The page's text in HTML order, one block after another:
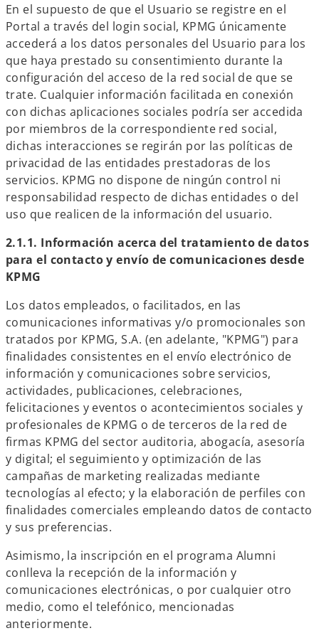
En el supuesto de que el Usuario se registre en el
Portal a través del login social, KPMG únicamente
accederá a los datos personales del Usuario para los
que haya prestado su consentimiento durante la
configuración del acceso de la red social de que se
trate. Cualquier información facilitada en conexión
con dichas aplicaciones sociales podría ser accedida
por miembros de la correspondiente red social,
dichas interacciones se regirán por las políticas de
privacidad de las entidades prestadoras de los
servicios. KPMG no dispone de ningún control ni
responsabilidad respecto de dichas entidades o del
uso que realicen de la información del usuario.
2.1.1. Información acerca del tratamiento de datos
para el contacto y envío de comunicaciones desde
KPMG
Los datos empleados, o facilitados, en las
comunicaciones informativas y/o promocionales son
tratados por KPMG, S.A. (en adelante, "KPMG") para
finalidades consistentes en el envío electrónico de
información y comunicaciones sobre servicios,
actividades, publicaciones, celebraciones,
felicitaciones y eventos o acontecimientos sociales y
profesionales de KPMG o de terceros de la red de
firmas KPMG del sector auditoria, abogacía, asesoría
y digital; el seguimiento y optimización de las
campañas de marketing realizadas mediante
tecnologías al efecto; y la elaboración de perfiles con
finalidades comerciales empleando datos de contacto
y sus preferencias.
Asimismo, la inscripción en el programa Alumni
conlleva la recepción de la información y
comunicaciones electrónicas, o por cualquier otro
medio, como el telefónico, mencionadas
anteriormente.